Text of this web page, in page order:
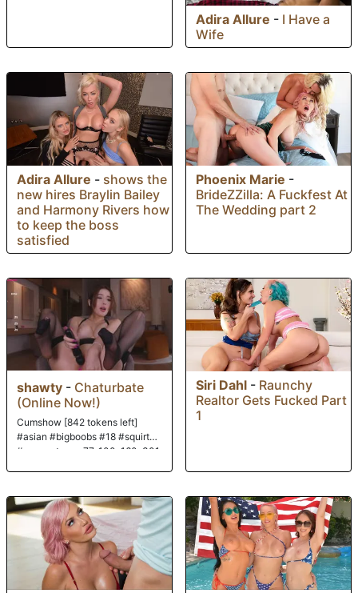
Adira Allure - I Have a
Wife
Adira Allure - shows the
new hires Braylin Bailey
and Harmony Rivers how
to keep the boss
satisfied
Phoenix Marie -
BrideZZilla: A Fuckfest At
The Wedding part 2
shawty - Chaturbate
(Online Now!)
Cumshow [842 tokens left]
#asian #bigboobs #18 #squirt
#new paterns: 77, 100, 160, 301
Siri Dahl - Raunchy
Realtor Gets Fucked Part
1